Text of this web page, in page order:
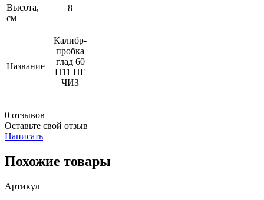
Высота,
см
8
Название
Калибр-
пробка
глад 60
Н11 НЕ
ЧИЗ
0 отзывов
Оставьте свой отзыв
Написать
Похожие товары
Артикул